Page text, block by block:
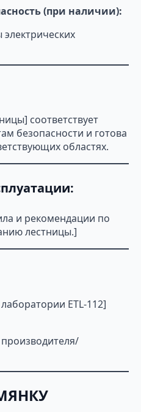
(при наличии):
электрических
соответствует
безопасности и готова
областях.
и рекомендации по
лестницы.]
ETL-112]